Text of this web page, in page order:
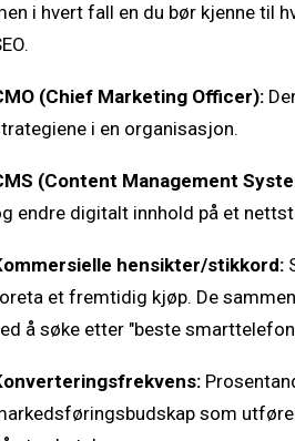
i hvert fall en du bør kjenne til
(Chief Marketing Officer):
i en organisasjon.
(Content Management
endre digitalt innhold på et
hensikter/stikkord:
et fremtidig kjøp. De
å søke etter "beste
som